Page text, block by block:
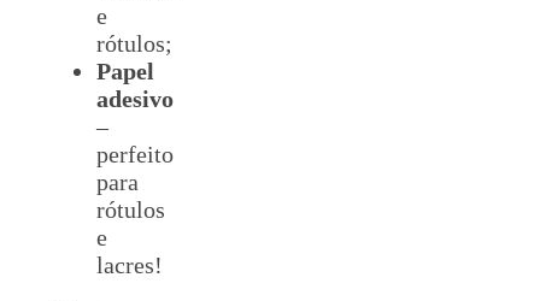
e
rótulos;
Papel
adesivo
–
perfeito
para
rótulos
e
lacres!